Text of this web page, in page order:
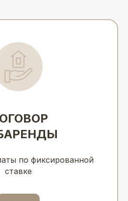
по фиксированной
ставке